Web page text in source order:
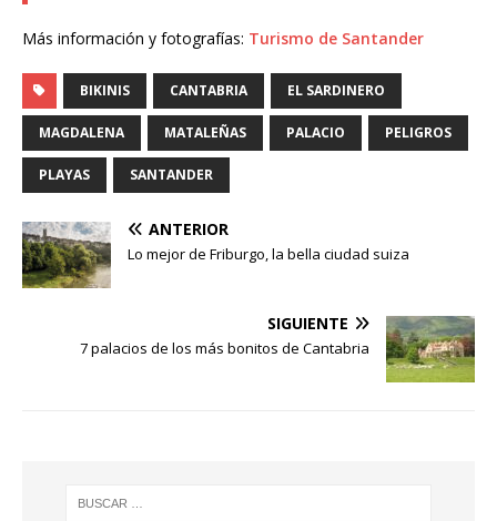
Más información y fotografías: Turismo de Santander
BIKINIS CANTABRIA EL SARDINERO
MAGDALENA MATALEÑAS PALACIO PELIGROS
PLAYAS SANTANDER
ANTERIOR
Lo mejor de Friburgo, la bella ciudad suiza
SIGUIENTE
7 palacios de los más bonitos de Cantabria